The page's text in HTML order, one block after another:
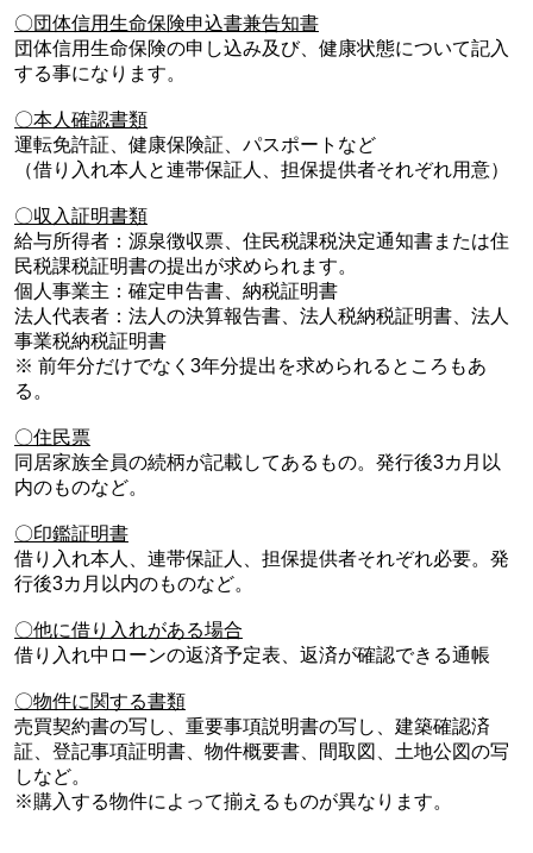
〇団体信用生命保険申込書兼告知書
団体信用生命保険の申し込み及び、健康状態について記入
する事になります。
〇本人確認書類
運転免許証、健康保険証、パスポートなど
（借り入れ本人と連帯保証人、担保提供者それぞれ用意）
〇収入証明書類
給与所得者：源泉徴収票、住民税課税決定通知書または住
民税課税証明書の提出が求められます。
個人事業主：確定申告書、納税証明書
法人代表者：法人の決算報告書、法人税納税証明書、法人
事業税納税証明書
※ 前年分だけでなく3年分提出を求められるところもあ
る。
〇住民票
同居家族全員の続柄が記載してあるもの。発行後3カ月以
内のものなど。
〇印鑑証明書
借り入れ本人、連帯保証人、担保提供者それぞれ必要。発
行後3カ月以内のものなど。
〇他に借り入れがある場合
借り入れ中ローンの返済予定表、返済が確認できる通帳
〇物件に関する書類
売買契約書の写し、重要事項説明書の写し、建築確認済
証、登記事項証明書、物件概要書、間取図、土地公図の写
しなど。
※購入する物件によって揃えるものが異なります。